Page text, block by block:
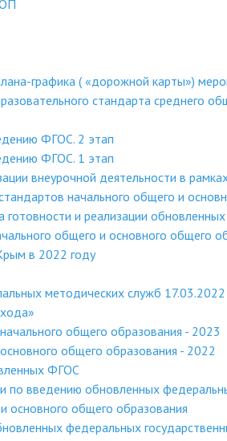
графика ( «дорожной карты»)
стандарта среднего
ФГОС. 2 этап
ФГОС. 1 этап
внеурочной деятельности в
начального общего и
и реализации
общего и основного общего
в 2022 году
методических служб
общего образования - 2023
общего образования - 2022
ФГОС
по введению обновленных
основного общего образования
федеральных